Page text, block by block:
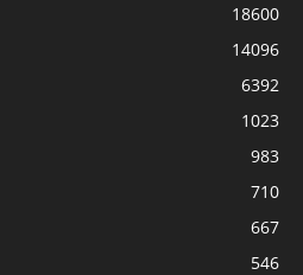
18600
14096
6392
1023
983
710
667
546